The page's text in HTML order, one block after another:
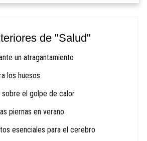
de "Salud"
un atragantamiento
los huesos
el golpe de calor
piernas en verano
esenciales para el cerebro